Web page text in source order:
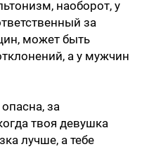
наоборот, у
за
может быть
а у мужчин
за
твоя девушка
лучше, а тебе